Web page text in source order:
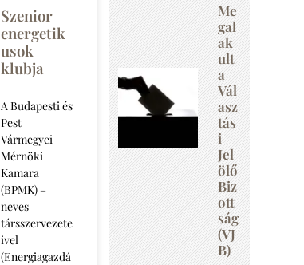
Szenior
energetik
usok
klubja
A Budapesti és
Pest
Vármegyei
Mérnöki
Kamara
(BPMK) –
neves
társszervezete
ivel
(Energiagazdá
Me
gal
ak
ult
a
Vál
asz
tás
i
Jel
ölő
Biz
ott
ság
(VJ
B)